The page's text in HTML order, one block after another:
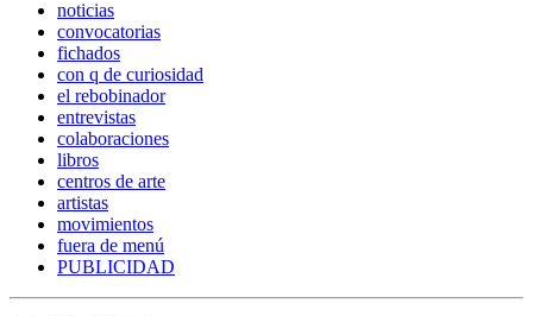
noticias
convocatorias
fichados
con q de curiosidad
el rebobinador
entrevistas
colaboraciones
libros
centros de arte
artistas
movimientos
fuera de menú
PUBLICIDAD